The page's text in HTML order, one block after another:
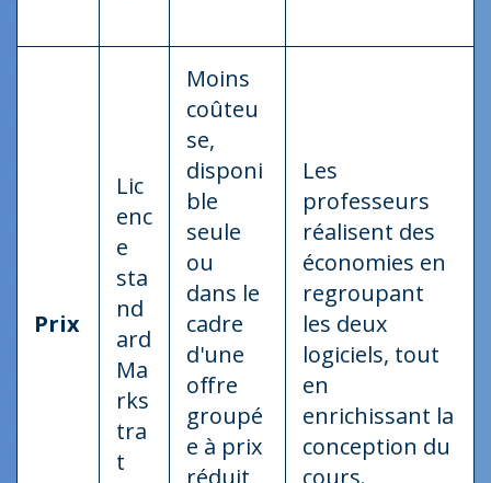
Prix
Lic
enc
e
sta
nd
ard
Ma
rks
tra
t
Moins
coûteu
se,
disponi
ble
seule
ou
dans le
cadre
d'une
offre
groupé
e à prix
Les
professeurs
réalisent des
économies en
regroupant
les deux
logiciels, tout
en
enrichissant la
conception du